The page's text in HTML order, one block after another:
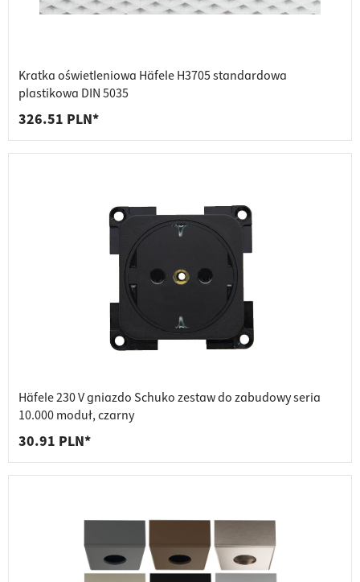
Kratka oświetleniowa Häfele H3705 standardowa
plastikowa DIN 5035
326.51 PLN*
Häfele 230 V gniazdo Schuko zestaw do zabudowy seria
10.000 moduł, czarny
30.91 PLN*